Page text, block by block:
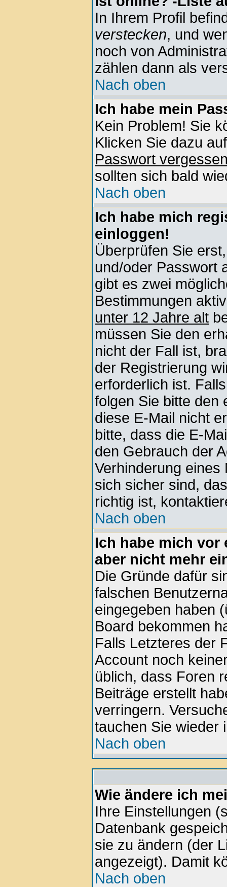
In Ihrem Profil
verstecken, und
noch von
zählen dann als
Nach oben
Ich habe mein
Kein Problem! Sie
Klicken Sie dazu
Passwort
sollten sich bald
Nach oben
Ich habe mich
einloggen!
Überprüfen Sie
und/oder Passwort
gibt es zwei
Bestimmungen
unter 12 Jahre alt
müssen Sie den
nicht der Fall ist,
der Registrierung
erforderlich ist.
folgen Sie bitte den
diese E-Mail nicht
bitte, dass die E-
den Gebrauch der
Verhinderung
sich sicher sind,
richtig ist,
Nach oben
Ich habe mich
aber nicht mehr
Die Gründe dafür
falschen
eingegeben haben
Board bekommen
Falls Letzteres der
Account noch
üblich, dass Foren
Beiträge erstellt
verringern.
tauchen Sie wieder
Nach oben
Wie ändere ich
Ihre Einstellungen
Datenbank
sie zu ändern (der
angezeigt). Damit
Nach oben